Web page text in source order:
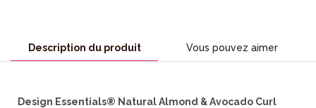
Description du produit Vous pouvez aimer
Design Essentials® Natural Almond & Avocado Curl